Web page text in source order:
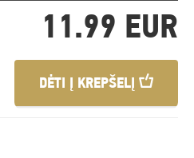
11.99 EUR
DĖTI Į KREPŠELĮ